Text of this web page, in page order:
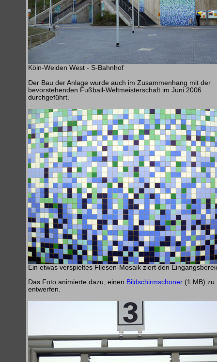
Köln-Weiden West - S-Bahnhof
Der Bau der Anlage wurde auch im Zusammenhang mit der
bevorstehenden Fußball-Weltmeisterschaft im Juni 2006
durchgeführt.
Ein etwas verspieltes Fliesen-Mosaik ziert den
Das Foto animierte dazu, einen Bildschirmschoner (1 MB) zu
entwerfen.